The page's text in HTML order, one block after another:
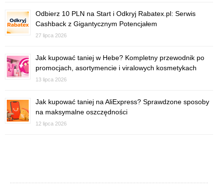
Odbierz 10 PLN na Start i Odkryj Rabatex.pl: Serwis
Cashback z Gigantycznym Potencjałem
27 lipca 2026
Jak kupować taniej w Hebe? Kompletny przewodnik po
promocjach, asortymencie i viralowych kosmetykach
13 lipca 2026
Jak kupować taniej na AliExpress? Sprawdzone sposoby
na maksymalne oszczędności
12 lipca 2026